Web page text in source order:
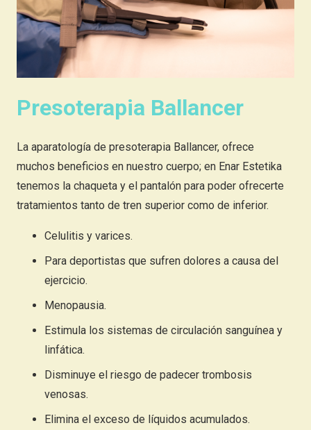
Presoterapia Ballancer
La aparatología de presoterapia Ballancer, ofrece
muchos beneficios en nuestro cuerpo; en Enar Estetika
tenemos la chaqueta y el pantalón para poder ofrecerte
tratamientos tanto de tren superior como de inferior.
Celulitis y varices.
Para deportistas que sufren dolores a causa del
ejercicio.
Menopausia.
Estimula los sistemas de circulación sanguínea y
linfática.
Disminuye el riesgo de padecer trombosis
venosas.
Elimina el exceso de líquidos acumulados.